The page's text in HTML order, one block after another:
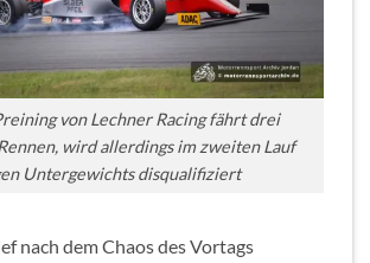
von Lechner Racing fährt drei
wird allerdings im zweiten Lauf
Untergewichts disqualifiziert
nach dem Chaos des Vortags